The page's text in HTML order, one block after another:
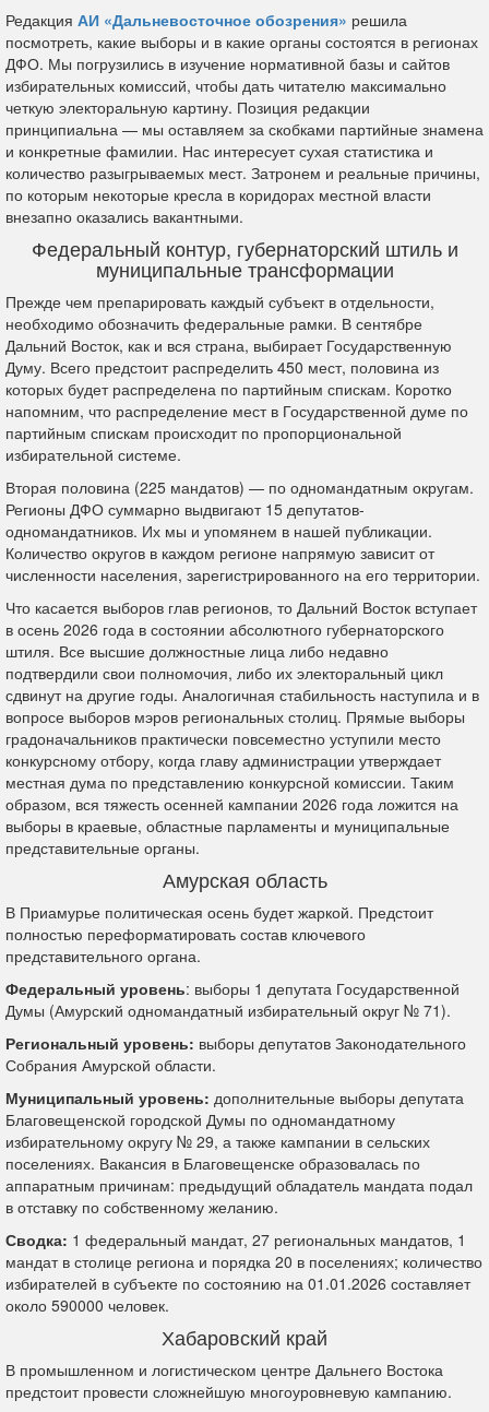
Редакция АИ «Дальневосточное обозрения» решила
посмотреть, какие выборы и в какие органы состоятся в регионах
ДФО. Мы погрузились в изучение нормативной базы и сайтов
избирательных комиссий, чтобы дать читателю максимально
четкую электоральную картину. Позиция редакции
принципиальна — мы оставляем за скобками партийные знамена
и конкретные фамилии. Нас интересует сухая статистика и
количество разыгрываемых мест. Затронем и реальные причины,
по которым некоторые кресла в коридорах местной власти
внезапно оказались вакантными.
Федеральный контур, губернаторский штиль и
муниципальные трансформации
Прежде чем препарировать каждый субъект в отдельности,
необходимо обозначить федеральные рамки. В сентябре
Дальний Восток, как и вся страна, выбирает Государственную
Думу. Всего предстоит распределить 450 мест, половина из
которых будет распределена по партийным спискам. Коротко
напомним, что распределение мест в Государственной думе по
партийным спискам происходит по пропорциональной
избирательной системе.
Вторая половина (225 мандатов) — по одномандатным округам.
Регионы ДФО суммарно выдвигают 15 депутатов-
одномандатников. Их мы и упомянем в нашей публикации.
Количество округов в каждом регионе напрямую зависит от
численности населения, зарегистрированного на его территории.
Что касается выборов глав регионов, то Дальний Восток вступает
в осень 2026 года в состоянии абсолютного губернаторского
штиля. Все высшие должностные лица либо недавно
подтвердили свои полномочия, либо их электоральный цикл
сдвинут на другие годы. Аналогичная стабильность наступила и в
вопросе выборов мэров региональных столиц. Прямые выборы
градоначальников практически повсеместно уступили место
конкурсному отбору, когда главу администрации утверждает
местная дума по представлению конкурсной комиссии. Таким
образом, вся тяжесть осенней кампании 2026 года ложится на
выборы в краевые, областные парламенты и муниципальные
представительные органы.
Амурская область
В Приамурье политическая осень будет жаркой. Предстоит
полностью переформатировать состав ключевого
представительного органа.
Федеральный уровень: выборы 1 депутата Государственной
Думы (Амурский одномандатный избирательный округ № 71).
Региональный уровень: выборы депутатов Законодательного
Собрания Амурской области.
Муниципальный уровень: дополнительные выборы депутата
Благовещенской городской Думы по одномандатному
избирательному округу № 29, а также кампании в сельских
поселениях. Вакансия в Благовещенске образовалась по
аппаратным причинам: предыдущий обладатель мандата подал
в отставку по собственному желанию.
Сводка: 1 федеральный мандат, 27 региональных мандатов, 1
мандат в столице региона и порядка 20 в поселениях; количество
избирателей в субъекте по состоянию на 01.01.2026 составляет
около 590000 человек.
Хабаровский край
В промышленном и логистическом центре Дальнего Востока
предстоит провести сложнейшую многоуровневую кампанию.